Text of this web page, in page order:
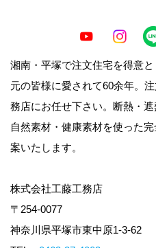
湘南・平塚で注文住宅を得意
元の皆様に愛されて60余年。
務店にお任せ下さい。断熱・遮
自然素材・健康素材を使った
案いたします。
株式会社工藤工務店
〒254-0077
神奈川県平塚市東中原1-3-62